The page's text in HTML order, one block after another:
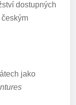
dostupných
jako